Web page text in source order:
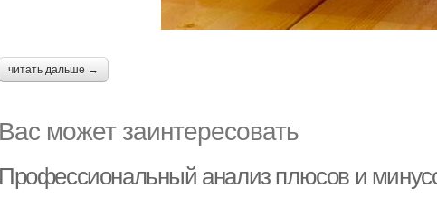
читать дальше →
Вас может заинтересовать
Профессиональный анализ плюсов и